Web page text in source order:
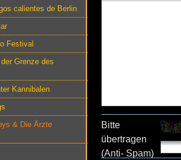
calientes de Berlin
Festival
Grenze des
Kannibalen
& Die Ärzte
Bitte
übertragen
(Anti- Spam)